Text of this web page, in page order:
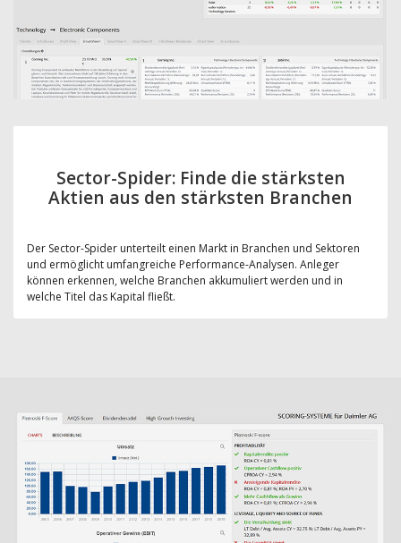
Sector-Spider: Finde die stärksten
Aktien aus den stärksten Branchen
Der Sector-Spider unterteilt einen Markt in Branchen und Sektoren
und ermöglicht umfangreiche Performance-Analysen. Anleger
können erkennen, welche Branchen akkumuliert werden und in
welche Titel das Kapital fließt.